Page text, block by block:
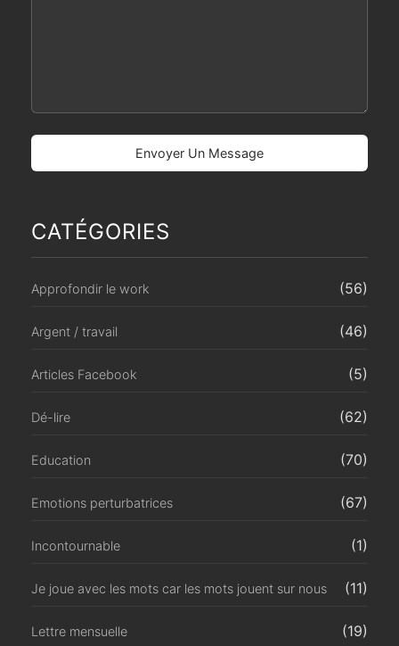
CATÉGORIES
Approfondir le work (56)
Argent / travail (46)
Articles Facebook (5)
Dé-lire (62)
Education (70)
Emotions perturbatrices (67)
Incontournable (1)
Je joue avec les mots car les mots jouent sur nous (11)
Lettre mensuelle (19)